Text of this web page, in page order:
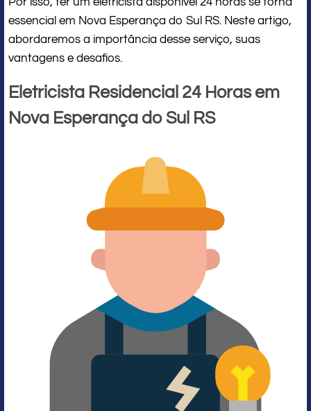
essencial em Nova Esperança do Sul RS. Neste artigo,
abordaremos a importância desse serviço, suas
vantagens e desafios.
Eletricista Residencial 24 Horas em
Nova Esperança do Sul RS